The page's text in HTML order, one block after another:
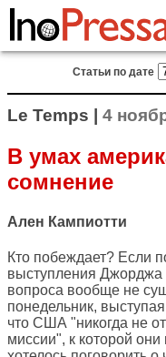
Статьи по дате
Le Temps | 4
В умах
сомнение
Ален Кампиотти
Кто побеждает? Если
выступления Джорджа
вопроса вообще не
понедельник,
что США "никогда не
миссии", к которой